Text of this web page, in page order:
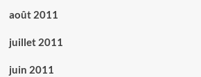
août 2011
juillet 2011
juin 2011